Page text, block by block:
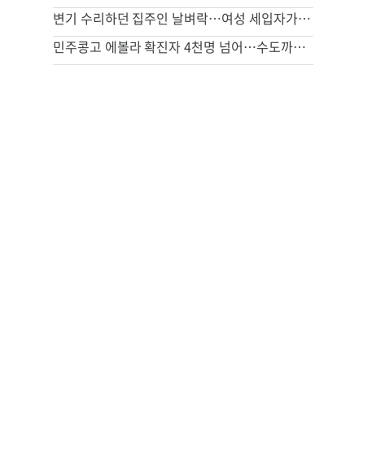
변기 수리하던 집주인 날벼락…여성 세입자가 흉기로 찔렀다
민주콩고 에볼라 확진자 4천명 넘어…수도까지 번질라 비상